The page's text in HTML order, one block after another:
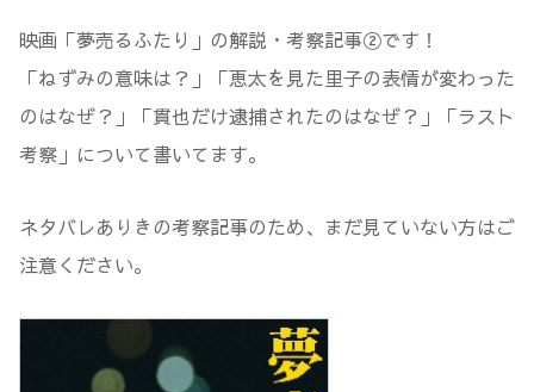
映画「夢売るふたり」の解説・考察記事②です！
「ねずみの意味は？」「恵太を見た里子の表情が変わった
のはなぜ？」「貫也だけ逮捕されたのはなぜ？」「ラスト
考察」について書いてます。
ネタバレありきの考察記事のため、まだ見ていない方はご
注意ください。